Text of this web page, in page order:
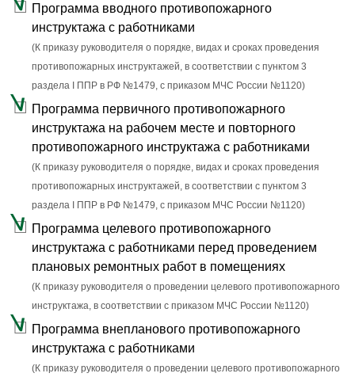
Программа вводного противопожарного
инструктажа с работниками
(К приказу руководителя о порядке, видах и сроках проведения
противопожарных инструктажей, в соответствии с пунктом 3
раздела I ППР в РФ №1479, с приказом МЧС России №1120)
Программа первичного противопожарного
инструктажа на рабочем месте и повторного
противопожарного инструктажа с работниками
(К приказу руководителя о порядке, видах и сроках проведения
противопожарных инструктажей, в соответствии с пунктом 3
раздела I ППР в РФ №1479, с приказом МЧС России №1120)
Программа целевого противопожарного
инструктажа с работниками перед проведением
плановых ремонтных работ в помещениях
(К приказу руководителя о проведении целевого противопожарного
инструктажа, в соответствии с приказом МЧС России №1120)
Программа внепланового противопожарного
инструктажа с работниками
(К приказу руководителя о проведении целевого противопожарного